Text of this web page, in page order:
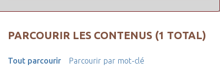
PARCOURIR LES CONTENUS (1 TOTAL)
Tout parcourir
Parcourir par mot-clé